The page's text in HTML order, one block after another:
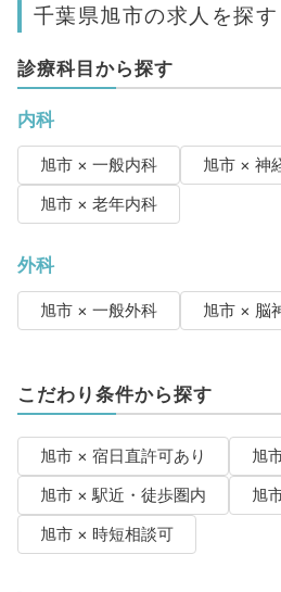
千葉県旭市の求人を探す
診療科目から探す
内科
旭市 × 一般内科
旭市 × 神
旭市 × 老年内科
外科
旭市 × 一般外科 旭市 × 脳
こだわり条件から探す
旭市 × 宿日直許可あり
旭
旭市 × 駅近・徒歩圏内
旭
旭市 × 時短相談可